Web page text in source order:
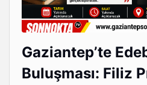
Gaziantep’te
Buluşması: Filiz